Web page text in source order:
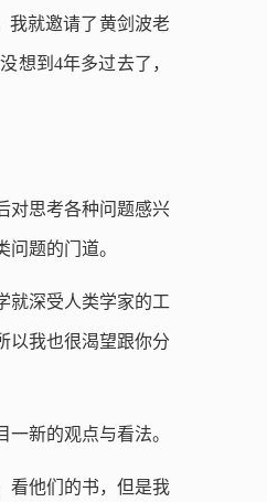
我就邀请了黄剑波老
到4年多过去了，
对思考各种问题感兴
题的门道。
就深受人类学家的工
以我也很渴望跟你分
新的观点与看法。
看他们的书，但是我